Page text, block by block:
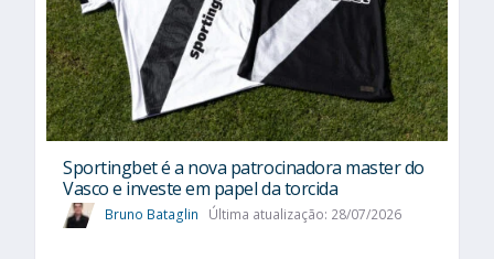
Sportingbet é a nova patrocinadora master do
Vasco e investe em papel da torcida
Bruno Bataglin Última atualização: 28/07/2026